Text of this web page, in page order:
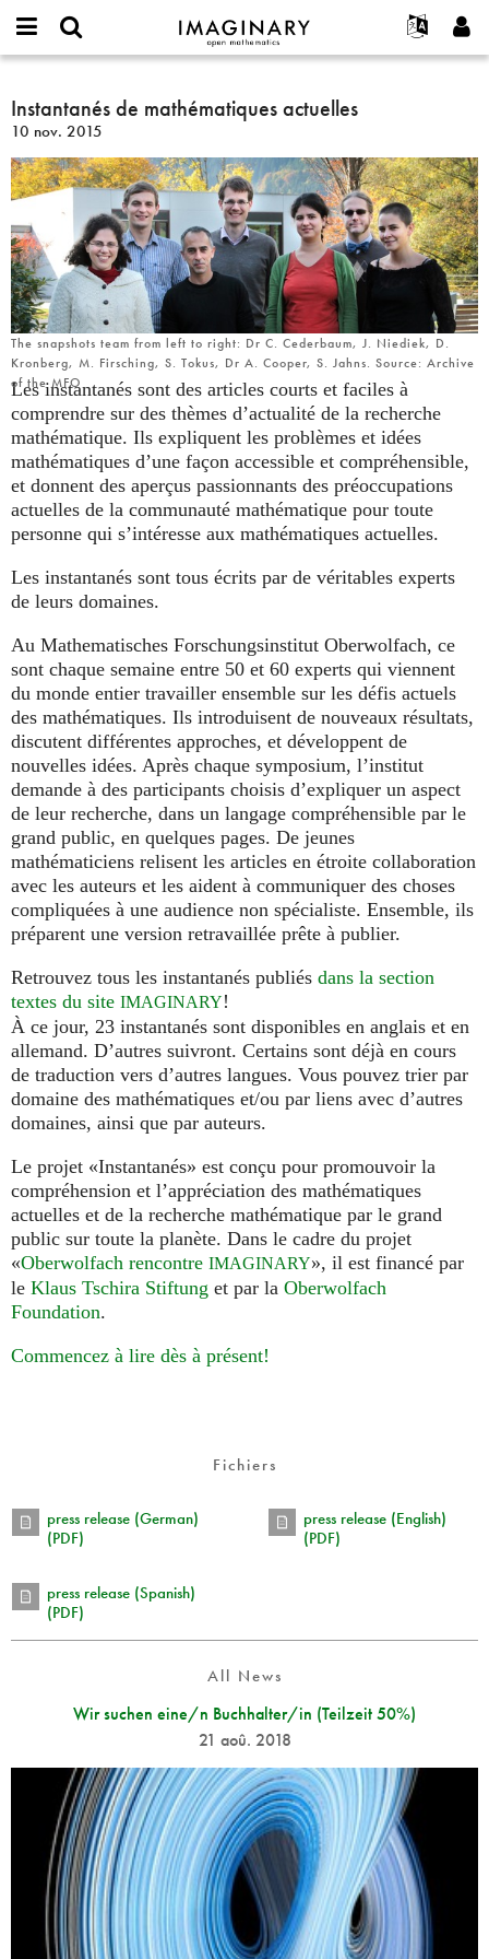
IMAGINARY
open
Français
한국어
Español
Türkçe
Programmes
Interactif
Films
Textes
Expositions
Plus...
Projets
Contact
or
username
*
Mot
passe
*
Créer un nouveau compte
Demander un nouveau mot de passe
Rechercher
Instantanés
de
mathématiques
actuelles
Instantanés de mathématiques actuelles
10 nov. 2015
The snapshots team from left to right: Dr C. Cederbaum, J. Niediek, D.
Kronberg, M. Firsching, S. Tokus, Dr A. Cooper, S. Jahns. Source: Archive
of the MFO
Les instantanés sont des articles courts et faciles à
comprendre sur des thèmes d’actualité de la recherche
mathématique. Ils expliquent les problèmes et idées
mathématiques d’une façon accessible et compréhensible,
et donnent des aperçus passionnants des préoccupations
actuelles de la communauté mathématique pour toute
personne qui s’intéresse aux mathématiques actuelles.
Les instantanés sont tous écrits par de véritables experts
de leurs domaines.
Au Mathematisches Forschungsinstitut Oberwolfach, ce
sont chaque semaine entre 50 et 60 experts qui viennent
du monde entier travailler ensemble sur les défis actuels
des mathématiques. Ils introduisent de nouveaux résultats,
discutent différentes approches, et développent de
nouvelles idées. Après chaque symposium, l’institut
demande à des participants choisis d’expliquer un aspect
de leur recherche, dans un langage compréhensible par le
grand public, en quelques pages. De jeunes
mathématiciens relisent les articles en étroite collaboration
avec les auteurs et les aident à communiquer des choses
compliquées à une audience non spécialiste. Ensemble, ils
préparent une version retravaillée prête à publier.
Retrouvez tous les instantanés publiés dans la section
textes du site IMAGINARY!
À ce jour, 23 instantanés sont disponibles en anglais et en
allemand. D’autres suivront. Certains sont déjà en cours
de traduction vers d’autres langues. Vous pouvez trier par
domaine des mathématiques et/ou par liens avec d’autres
domaines, ainsi que par auteurs.
Le projet «Instantanés» est conçu pour promouvoir la
compréhension et l’appréciation des mathématiques
actuelles et de la recherche mathématique par le grand
public sur toute la planète. Dans le cadre du projet
«Oberwolfach rencontre IMAGINARY», il est financé par
le Klaus Tschira Stiftung et par la Oberwolfach
Foundation.
Commencez à lire dès à présent!
Fichiers
press release (German)
(PDF)
press release (English)
(PDF)
press release (Spanish)
(PDF)
All News
Wir suchen eine/n Buchhalter/in (Teilzeit 50%)
21 aoû. 2018